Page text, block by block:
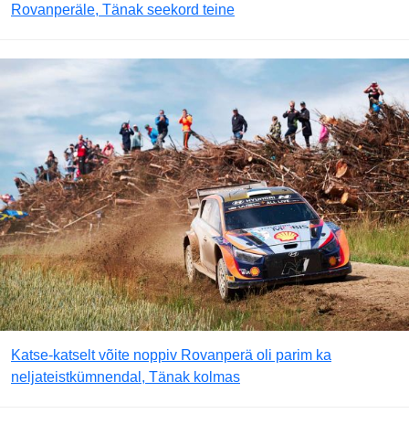
Rovanperäle, Tänak seekord teine
Katse-katselt võite noppiv Rovanperä oli parim ka
neljateistkümnendal, Tänak kolmas